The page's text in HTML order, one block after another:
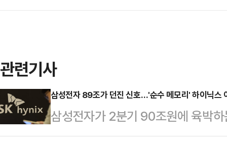
관련기사
삼성전자 89조가 던진 신호…'순수 메모리' 하이닉스
삼성전자가 2분기 90조원에 육박
기대감도 함께 높아지고 있다. 삼성